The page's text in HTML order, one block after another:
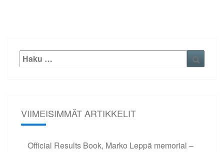
Etsi:
VIIMEISIMMÄT ARTIKKELIT
Official Results Book, Marko Leppä memorial –